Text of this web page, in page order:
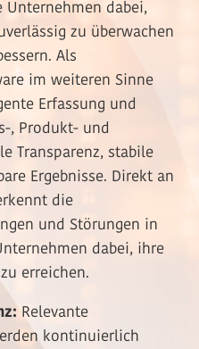
dabei,
zu überwachen
Als
im weiteren Sinne
Erfassung und
, Produkt- und
Transparenz, stabile
Ergebnisse. Direkt an
die
und Störungen in
dabei, ihre
erreichen.
Relevante
kontinuierlich